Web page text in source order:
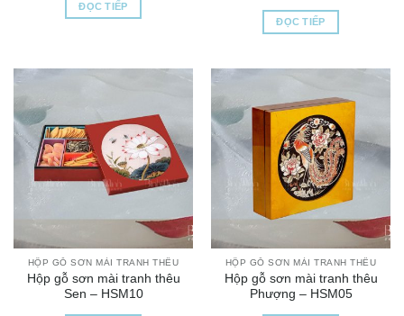
ĐỌC TIẾP
ĐỌC TIẾP
HỘP GỖ SƠN MÀI TRANH THÊU
Hộp gỗ sơn mài tranh thêu
Sen – HSM10
HỘP GỖ SƠN MÀI TRANH THÊU
Hộp gỗ sơn mài tranh thêu
Phượng – HSM05